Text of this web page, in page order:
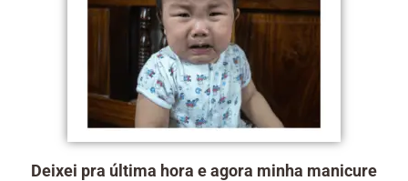
Deixei pra última hora e agora minha manicure